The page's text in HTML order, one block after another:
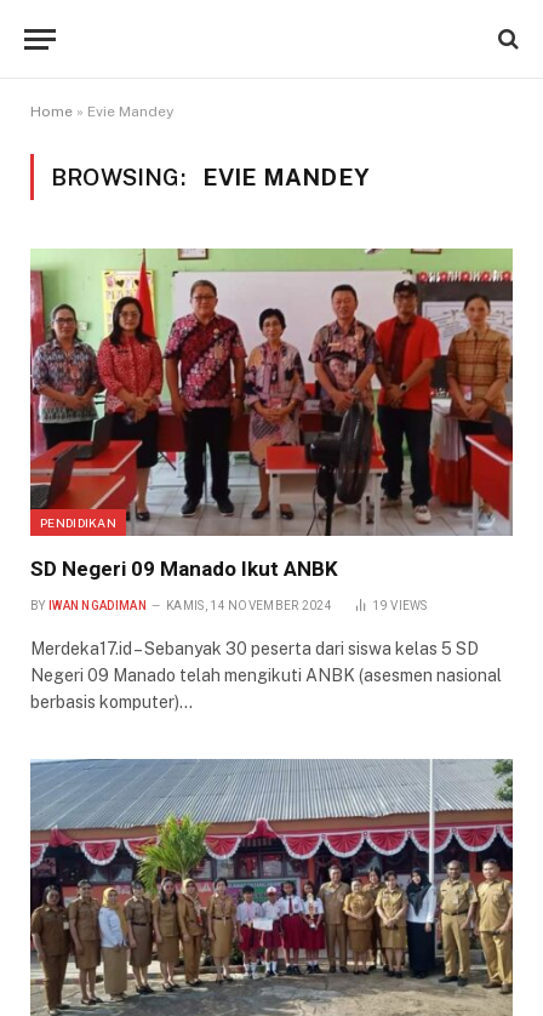
Home » Evie Mandey
BROWSING: EVIE MANDEY
PENDIDIKAN
SD Negeri 09 Manado Ikut ANBK
BY IWAN NGADIMAN KAMIS, 14 NOVEMBER 2024 19VIEWS
Merdeka17.id – Sebanyak 30 peserta dari siswa kelas 5 SD
Negeri 09 Manado telah mengikuti ANBK (asesmen nasional
berbasis komputer)…